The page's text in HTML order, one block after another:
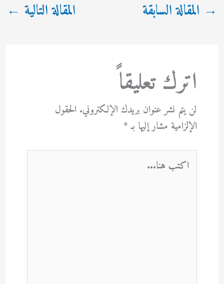
→ المقالة السابقة المقالة التالية ←
اترك تعليقاً
لن يتم نشر عنوان بريدك الإلكتروني. الحقول
الإلزامية مشار إليها بـ*
اكتب
هنا...